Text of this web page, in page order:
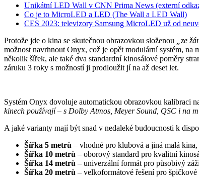
Unikátní LED Wall v CNN Prima News (externí
Co je to MicroLED a LED (The Wall a LED Wall)
CES 2023: televizory Samsung MicroLED už od
Protože jde o kina se skutečnou obrazovkou složenou „ze
možnost navrhnout Onyx, což je opět modulární systém,
několik šířek, ale také dva standardní kinosálové poměry
záruku 3 roky s možností ji prodloužit jí na až deset let.
Systém Onyx dovoluje automatickou obrazovkou kalibraci
kinech používají – s Dolby Atmos, Meyer Sound, QSC i na
A jaké varianty mají být snad v nedaleké budoucnosti k
Šířka 5 metrů – vhodné pro klubová a jiná malá
Šířka 10 metrů – oborový standard pro kvalitní
Šířka 14 metrů – univerzální formát pro působivý
Šířka 20 metrů – velkoformátové řešení pro